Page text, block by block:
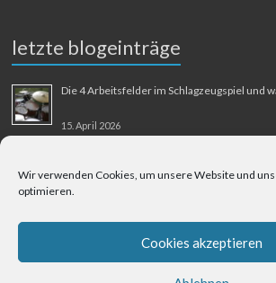
Wir verwenden Cookies, um unsere Website und
optimieren.
Cookies akzeptieren
letzte blogeinträge
Die 4 Arbeitsfelder im Schlagzeugspiel und
15. April 2026
31. August 2025
Berliner Flughafen Tegel – Berlin-Bangkok